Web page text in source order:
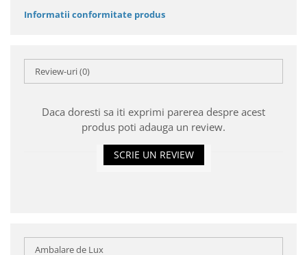
Informatii conformitate produs
Review-uri(0)
Daca doresti sa iti exprimi parerea despre acest
produs poti adauga un review.
SCRIE UN REVIEW
Ambalare de Lux